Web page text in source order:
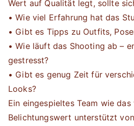
Wert auf Qualität legt, sollte
• Wie viel Erfahrung hat das
• Gibt es Tipps zu Outfits,
• Wie läuft das Shooting ab –
gestresst?
• Gibt es genug Zeit für
Looks?
Ein eingespieltes Team wie
Belichtungswert unterstützt